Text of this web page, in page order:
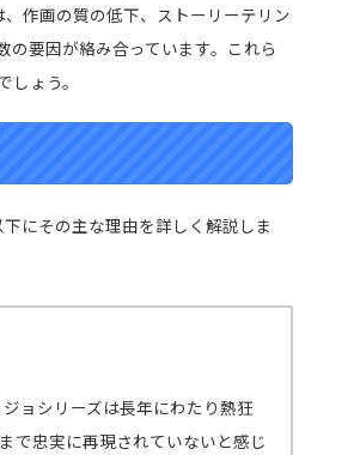
作画の質の低下、ストーリーテリン
要因が絡み合っています。これら
ょう。
にその主な理由を詳しく解説しま
ョシリーズは長年にわたり熱狂
で忠実に再現されていないと感じ